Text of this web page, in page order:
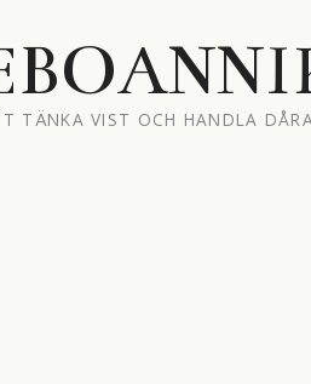
TÄNKA VIST OCH HANDLA